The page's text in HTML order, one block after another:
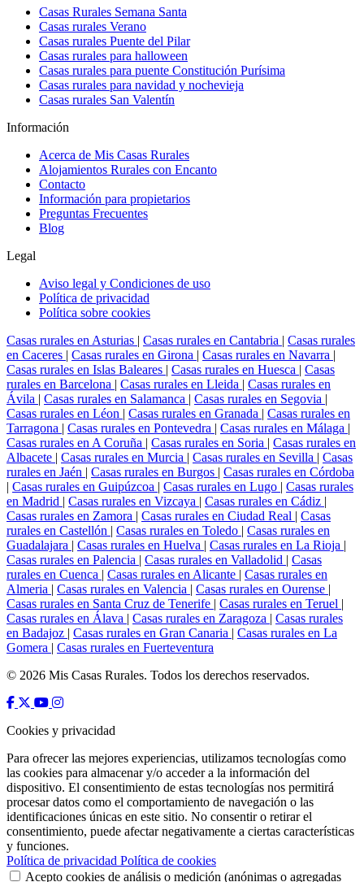
Casas Rurales Semana Santa
Casas rurales Verano
Casas rurales Puente del Pilar
Casas rurales para halloween
Casas rurales para puente Constitución Purísima
Casas rurales para navidad y nochevieja
Casas rurales San Valentín
Información
Acerca de Mis Casas Rurales
Alojamientos Rurales con Encanto
Contacto
Información para propietarios
Preguntas Frecuentes
Blog
Legal
Aviso legal y Condiciones de uso
Política de privacidad
Política sobre cookies
Casas rurales en Asturias | Casas rurales en Cantabria | Casas rurales
en Caceres | Casas rurales en Girona | Casas rurales en Navarra |
Casas rurales en Islas Baleares | Casas rurales en Huesca | Casas
rurales en Barcelona | Casas rurales en Lleida | Casas rurales en
Ávila | Casas rurales en Salamanca | Casas rurales en Segovia |
Casas rurales en Léon | Casas rurales en Granada | Casas rurales en
Tarragona | Casas rurales en Pontevedra | Casas rurales en Málaga |
Casas rurales en A Coruña | Casas rurales en Soria | Casas rurales en
Albacete | Casas rurales en Murcia | Casas rurales en Sevilla | Casas
rurales en Jaén | Casas rurales en Burgos | Casas rurales en Córdoba
| Casas rurales en Guipúzcoa | Casas rurales en Lugo | Casas rurales
en Madrid | Casas rurales en Vizcaya | Casas rurales en Cádiz |
Casas rurales en Zamora | Casas rurales en Ciudad Real | Casas
rurales en Castellón | Casas rurales en Toledo | Casas rurales en
Guadalajara | Casas rurales en Huelva | Casas rurales en La Rioja |
Casas rurales en Palencia | Casas rurales en Valladolid | Casas
rurales en Cuenca | Casas rurales en Alicante | Casas rurales en
Almeria | Casas rurales en Valencia | Casas rurales en Ourense |
Casas rurales en Santa Cruz de Tenerife | Casas rurales en Teruel |
Casas rurales en Álava | Casas rurales en Zaragoza | Casas rurales
en Badajoz | Casas rurales en Gran Canaria | Casas rurales en La
Gomera | Casas rurales en Fuerteventura
© 2026 Mis Casas Rurales. Todos los derechos reservados.
Cookies y privacidad
Para ofrecer las mejores experiencias, utilizamos tecnologías como
las cookies para almacenar y/o acceder a la información del
dispositivo. El consentimiento de estas tecnologías nos permitirá
procesar datos como el comportamiento de navegación o las
identificaciones únicas en este sitio. No consentir o retirar el
consentimiento, puede afectar negativamente a ciertas características
y funciones.
Política de privacidad Política de cookies
Acepto cookies de análisis o medición (anónimas o agregadas